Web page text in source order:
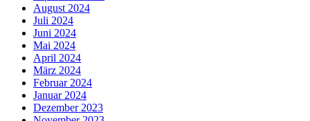
August 2024
Juli 2024
Juni 2024
Mai 2024
April 2024
März 2024
Februar 2024
Januar 2024
Dezember 2023